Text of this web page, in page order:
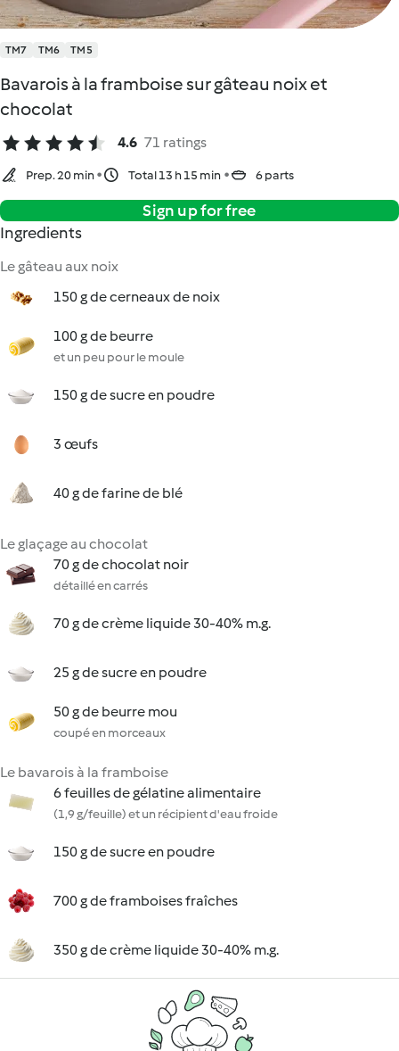
TM7 TM6 TM5
Bavarois à la framboise sur gâteau noix et
chocolat
4.6 71 ratings
Prep. 20 min Total 13 h 15 min 6 parts
Sign up for free
Ingredients
Le gâteau aux noix
150 g de cerneaux de noix
100 g de beurre
et un peu pour le moule
150 g de sucre en poudre
3 œufs
40 g de farine de blé
Le glaçage au chocolat
70 g de chocolat noir
détaillé en carrés
70 g de crème liquide 30-40% m.g.
25 g de sucre en poudre
50 g de beurre mou
coupé en morceaux
Le bavarois à la framboise
6 feuilles de gélatine alimentaire
(1,9 g/feuille) et un récipient d'eau froide
150 g de sucre en poudre
700 g de framboises fraîches
350 g de crème liquide 30-40% m.g.